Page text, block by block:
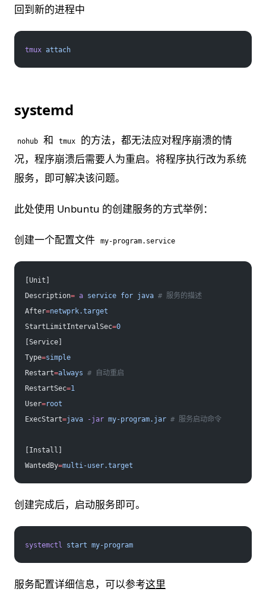
回到新的进程中
tmux attach
systemd
nohub 和 tmux
的方法，都无法应对程序崩溃的情
况，程序崩溃后需要人为重启。将程序执行改为系统
服务，即可解决该问题。
此处使用 Unbuntu 的创建服务的方式举例：
创建一个配置文件 my-program.service
[Unit]
Description= a service for java # 服务的描述
After=netwprk.target
StartLimitIntervalSec=0
[Service]
Type=simple
Restart=always # 自动重启
RestartSec=1
User=root
ExecStart=java -jar my-program.jar # 服务启动命令
[Install]
WantedBy=multi-user.target
创建完成后，启动服务即可。
systemctl start my-program
服务配置详细信息，可以参考这里